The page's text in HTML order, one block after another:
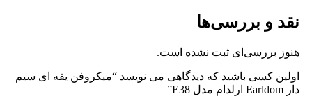
نقد و بررسی‌ها
هنوز بررسی‌ای ثبت نشده است.
اولین کسی باشید که دیدگاهی می نویسد “میکروفن یقه ای سیم
دار Earldom ارلدام مدل E38”